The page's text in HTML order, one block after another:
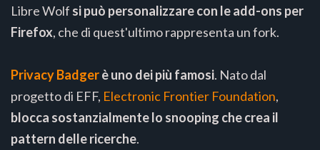
Libre Wolf si può personalizzare con le add-ons per
Firefox, che di quest'ultimo rappresenta un fork.
Privacy Badgerè uno dei più famosi. Nato dal
progetto di EFF, Electronic Frontier Foundation,
blocca sostanzialmente lo snooping che crea il
pattern delle ricerche.